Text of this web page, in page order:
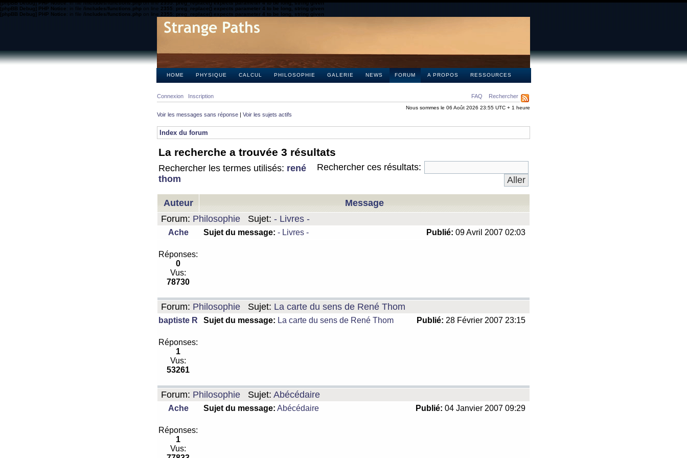
[phpBB Debug] PHP Notice: in file/includes/functions.phpon line2355:preg_replace() expects parameter 4 to be long, string given
[phpBB Debug] PHP Notice: in file /includes/functions.php on line 2355: preg_replace() expects parameter 4 to be long, string given
[phpBB Debug] PHP Notice: in file /includes/functions.php on line 2355: preg_replace() expects parameter 4 to be long, string given
HOME PHYSIQUE CALCUL PHILOSOPHIE GALERIE NEWS FORUM A PROPOS RESSOURCES
FAQ Rechercher
Connexion Inscription
Nous sommes le 06 Août 2026 23:55 UTC + 1 heure
Voir les messages sans réponse | Voir les sujets actifs
Index du forum
La recherche a trouvée 3 résultats
Rechercher les termes utilisés: rené
thom
Rechercher ces résultats:
Auteur
Message
Forum: Philosophie Sujet: - Livres -
Ache Sujet du message: - Livres - Publié: 09 Avril 2007 02:03
Réponses:
0
Vus:
78730
Forum: Philosophie Sujet: La carte du sens de René Thom
baptiste R Sujet du message: La carte du sens de René Thom Publié: 28 Février 2007 23:15
Réponses:
1
Vus:
53261
Forum: Philosophie Sujet: Abécédaire
Ache Sujet du message: Abécédaire Publié: 04 Janvier 2007 09:29
Réponses:
1
Vus: